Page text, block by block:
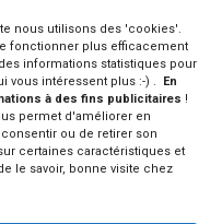
nous utilisons des 'cookies'.
fonctionner plus efficacement
informations statistiques pour
vous intéressent plus :-) . En
à des fins publicitaires !
permet d'améliorer en
ou de retirer son
certaines caractéristiques et
le savoir, bonne visite chez